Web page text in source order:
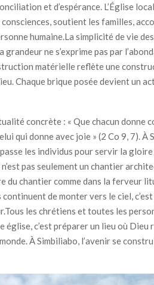
et d’espérance. L’Église
soutient les familles,
humaine.La simplicité de vie
ne s’exprime pas par
matérielle reflète une
Chaque brique posée devient un
concrète : « Que chacun donne
qui donne avec joie » (2 Co 9, 7). À
les individus pour servir la
pas seulement un chantier
du chantier comme dans la ferveur
de monter vers le ciel,
les chrétiens et toutes les
c’est préparer un lieu où Dieu
À Simbiliabo, l’avenir se